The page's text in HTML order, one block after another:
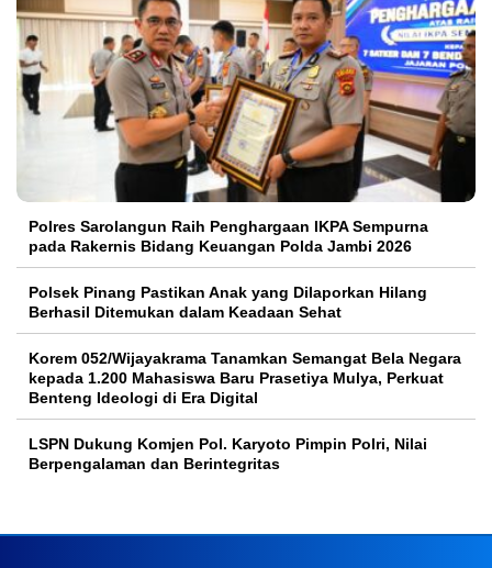
Polres Sarolangun Raih Penghargaan IKPA Sempurna
pada Rakernis Bidang Keuangan Polda Jambi 2026
Polsek Pinang Pastikan Anak yang Dilaporkan Hilang
Berhasil Ditemukan dalam Keadaan Sehat
Korem 052/Wijayakrama Tanamkan Semangat Bela Negara
kepada 1.200 Mahasiswa Baru Prasetiya Mulya, Perkuat
Benteng Ideologi di Era Digital
LSPN Dukung Komjen Pol. Karyoto Pimpin Polri, Nilai
Berpengalaman dan Berintegritas